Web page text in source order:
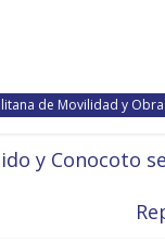
de Movilidad y
y Conocoto